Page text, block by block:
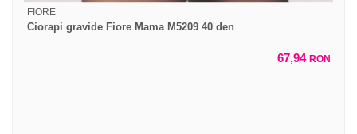
FIORE
Ciorapi gravide Fiore Mama M5209 40 den
67,94 RON